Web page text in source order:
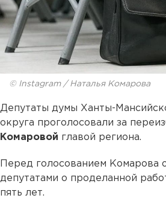
© Instagram / Наталья Комарова
Депутаты думы Ханты-
округа проголосовали за
Комаровой главой региона.
Перед голосованием Комарова
депутатами о проделанной
пять лет.